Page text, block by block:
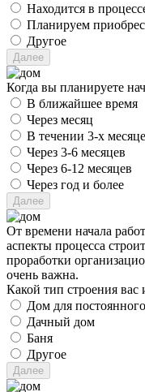
Находится в
Планируем
Другое
Когда вы планируете
В ближайшее время
Через месяц
В течении 3-х
Через 3-6 месяцев
Через 6-12 месяцев
Через год и более
От времени начала
аспекты процесса
проработки
очень важна.
Какой тип строения вас
Дом для
Дачный дом
Баня
Другое